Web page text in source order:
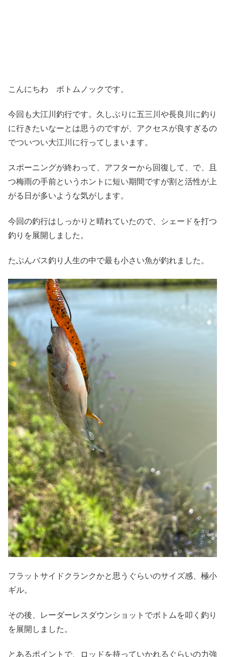
こんにちわ ボトムノックです。
今回も大江川釣行です。久しぶりに五三川や長良川に釣り
に行きたいなーとは思うのですが、アクセスが良すぎるの
でついつい大江川に行ってしまいます。
スポーニングが終わって、アフターから回復して、で、且
つ梅雨の手前というホントに短い期間ですが割と活性が上
がる日が多いような気がします。
今回の釣行はしっかりと晴れていたので、シェードを打つ
釣りを展開しました。
たぶんバス釣り人生の中で最も小さい魚が釣れました。
フラットサイドクランクかと思うぐらいのサイズ感、極小
ギル。
その後、レーダーレスダウンショットでボトムを叩く釣り
を展開しました。
とあるポイントで、ロッドを持っていかれるぐらいの力強